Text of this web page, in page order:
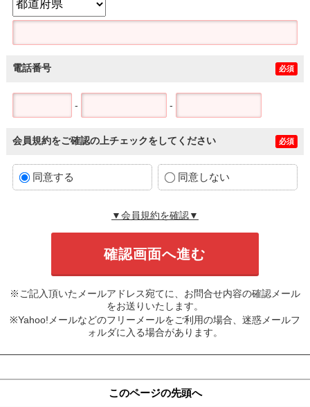
電話番号 必須
- -
会員規約をご確認の上チェックをしてください 必須
同意する 同意しない
▼会員規約を確認▼
※ご記入頂いたメールアドレス宛てに、お問合せ内容の確認メール
をお送りいたします。
※Yahoo!メールなどのフリーメールをご利用の場合、迷惑メールフ
ォルダに入る場合があります。
このページの先頭へ